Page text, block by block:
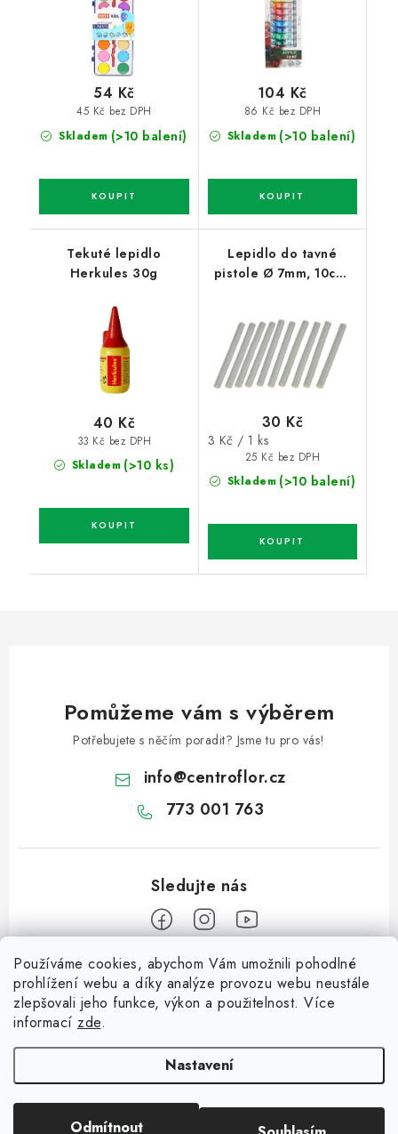
Používáme cookies, abychom Vám umožnili pohodlné
prohlížení webu a díky analýze provozu webu neustále
zlepšovali jeho funkce, výkon a použitelnost. Více
informací zde.
Nastavení
Odmítnout
Skladem (>10 balení)
45 Kč bez DPH
54 Kč
Skladem (>10 balení)
86 Kč bez DPH
104 Kč
Tekuté lepidlo
Herkules 30g
Skladem (>10 ks)
33 Kč bez DPH
40 Kč
Lepidlo do tavné
pistole Ø 7mm, 10cm,
Skladem (>10 balení)
25 Kč bez DPH
30 Kč
Měrná
3 Kč / 1 ks
Pomůžeme vám s výběrem
Potřebujete s něčím poradit? Jsme tu pro vás!
info@centroflor.cz
773 001 763
Informace pro vás
Dopravné
Kontaktujte nás
Tipy na tvoření
Jutový Mikuláš, anděl a čert - perfektní zábava pro děti